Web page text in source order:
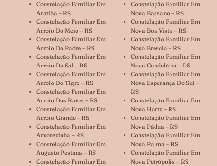
Constelação Familiar Em
Aratiba – RS
Constelação Familiar Em
Arroio Do Meio – RS
Constelação Familiar Em
Arroio Do Padre – RS
Constelação Familiar Em
Arroio Do Sal – RS
Constelação Familiar Em
Arroio Do Tigre – RS
Constelação Familiar Em
Arroio Dos Ratos – RS
Constelação Familiar Em
Arroio Grande – RS
Constelação Familiar Em
Arvorezinha – RS
Constelação Familiar Em
Augusto Pestana – RS
Constelação Familiar Em
Constelação Familiar Em
Nova Bassano – RS
Constelação Familiar Em
Nova Boa Vista – RS
Constelação Familiar Em
Nova Bréscia – RS
Constelação Familiar Em
Nova Candelária – RS
Constelação Familiar Em
Nova Esperança Do Sul –
RS
Constelação Familiar Em
Nova Hartz – RS
Constelação Familiar Em
Nova Pádua – RS
Constelação Familiar Em
Nova Palma – RS
Constelação Familiar Em
Nova Petrópolis – RS